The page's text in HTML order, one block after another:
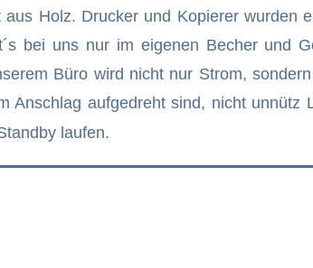
Holz. Drucker und Kopierer wurden
bei uns nur im eigenen Becher und
Büro wird nicht nur Strom,
Anschlag aufgedreht sind, nicht unnütz
laufen.